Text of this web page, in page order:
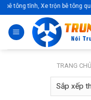
Skip
to
content
tông tĩnh, Xe trộn bê tông
TRANG CHỦ